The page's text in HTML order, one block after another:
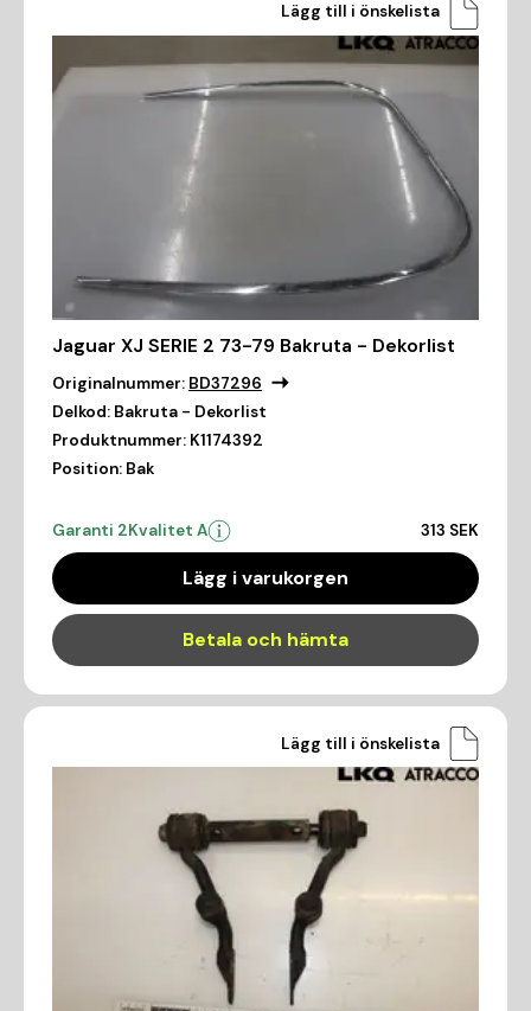
Lägg till i önskelista
Jaguar XJ SERIE 2 73-79 Bakruta - Dekorlist
Originalnummer: BD37296
Delkod: Bakruta - Dekorlist
Produktnummer: K1174392
Position: Bak
Garanti 2Kvalitet A 313 SEK
Lägg i varukorgen
Betala och hämta
Lägg till i önskelista